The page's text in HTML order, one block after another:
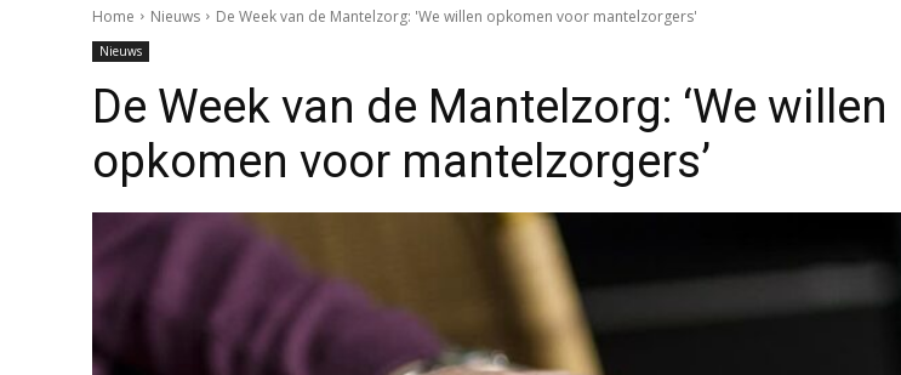
Home Nieuws De Week van de Mantelzorg: 'We willen opkomen voor mantelzorgers'
Nieuws
De Week van de Mantelzorg: ‘We willen
opkomen voor mantelzorgers’